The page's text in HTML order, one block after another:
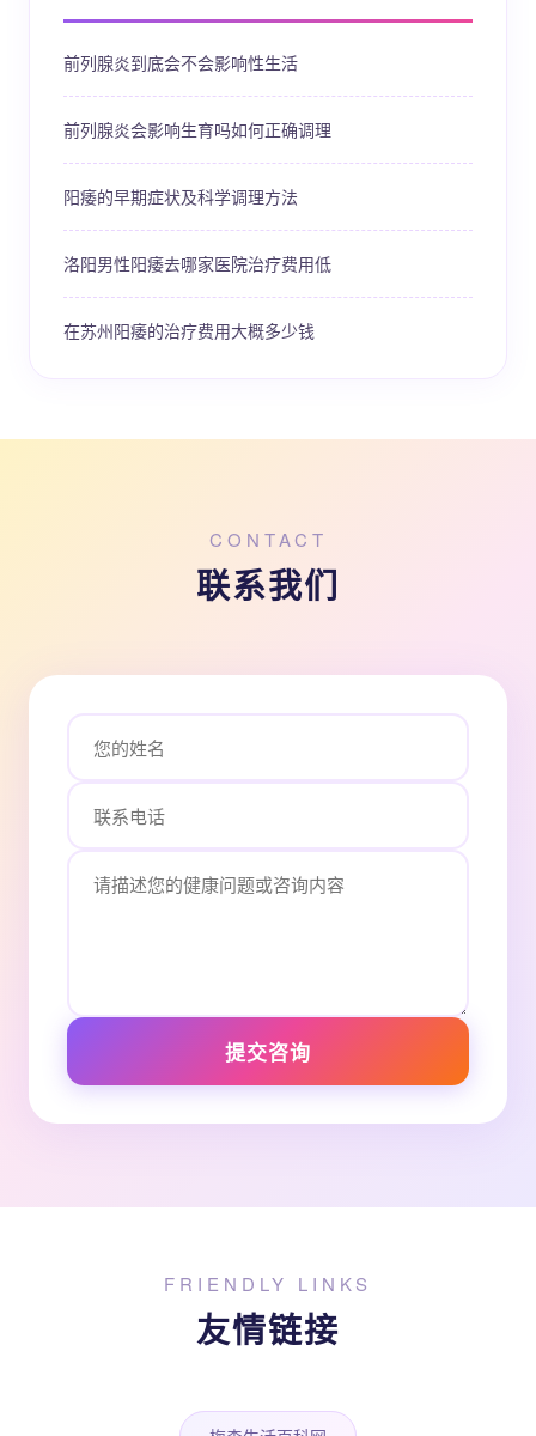
前列腺炎到底会不会影响性生活
前列腺炎会影响生育吗如何正确调理
阳痿的早期症状及科学调理方法
洛阳男性阳痿去哪家医院治疗费用低
在苏州阳痿的治疗费用大概多少钱
CONTACT
联系我们
提交咨询
FRIENDLY LINKS
友情链接